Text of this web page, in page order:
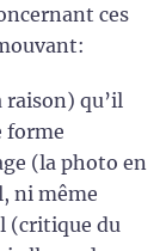
ces
raison) qu’il
forme
(la photo en
ni même
(critique du